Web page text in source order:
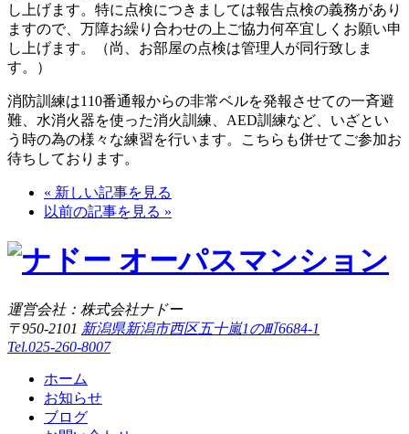
し上げます。特に点検につきましては報告点検の義務があり
ますので、万障お繰り合わせの上ご協力何卒宜しくお願い申
し上げます。（尚、お部屋の点検は管理人が同行致しま
す。）
消防訓練は110番通報からの非常ベルを発報させての一斉避
難、水消火器を使った消火訓練、AED訓練など、いざとい
う時の為の様々な練習を行います。こちらも併せてご参加お
待ちしております。
« 新しい記事を見る
以前の記事を見る »
運営会社：株式会社ナドー
〒950-2101 新潟県新潟市西区五十嵐1の町6684-1
Tel.025-260-8007
ホーム
お知らせ
ブログ